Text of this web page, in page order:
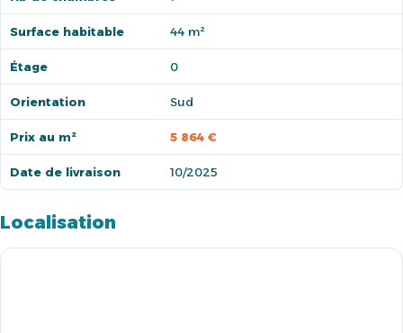
Surface habitable 44 m²
Étage 0
Orientation Sud
Prix au m² 5 864 €
Date de livraison 10/2025
Localisation